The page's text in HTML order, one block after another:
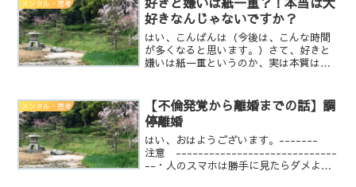
メンタル・思考
好きなんじゃないですか？
はい、こんばんは（今後は、こんな時間
が多くなると思います。）さて、好きと
嫌いは紙一重というのか、実は本質は真
です。人を好きになるって、基本的に人
の一端のみを見て好きにな...
メンタル・思考
【不倫発覚から離婚までの話】調
停離婚
はい、おはようございます。-------
注意 -----------------------------
--・人のスマホは勝手に見たらダメよ